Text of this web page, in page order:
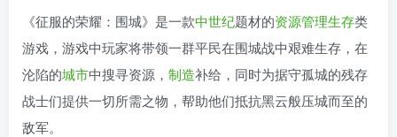
《征服的荣耀：围城》是一款中世纪题材的资源管理生存类
游戏，游戏中玩家将带领一群平民在围城战中艰难生存，在
沦陷的城市中搜寻资源， 制造补给，同时为据守孤城的残存
战士们提供一切所需之物，帮助他们抵抗黑云般压城而至的
敌军。